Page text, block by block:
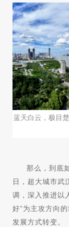
蓝天白云，极目
那么，到底
日，超大城市武
调，深入推进以
好”为主攻方向
发展方式转变。